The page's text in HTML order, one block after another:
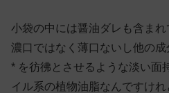
小袋の中には醤油ダレも含ま
濃口ではなく薄口ないし他の
* を彷彿とさせるような淡い面
イル系の植物油脂なんですけ